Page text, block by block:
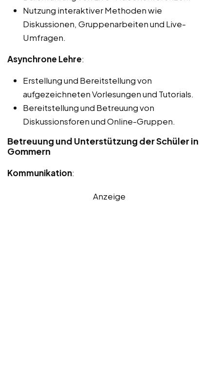
Nutzung interaktiver Methoden wie
Diskussionen, Gruppenarbeiten und Live-
Umfragen.
Asynchrone Lehre:
Erstellung und Bereitstellung von
aufgezeichneten Vorlesungen und Tutorials.
Bereitstellung und Betreuung von
Diskussionsforen und Online-Gruppen.
Betreuung und Unterstützung der Schüler in
Gommern
Kommunikation:
Anzeige